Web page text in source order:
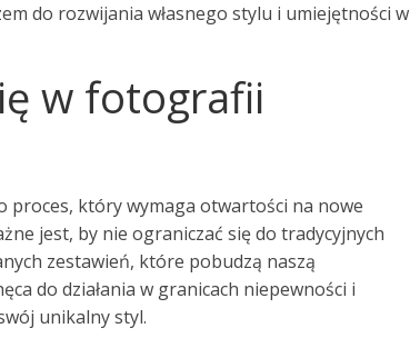
do rozwijania własnego stylu i umiejętności w
w fotografii
który wymaga otwartości na nowe
jest, by nie ograniczać się do tradycyjnych
zestawień, które pobudzą naszą
do działania w granicach niepewności i
unikalny styl.